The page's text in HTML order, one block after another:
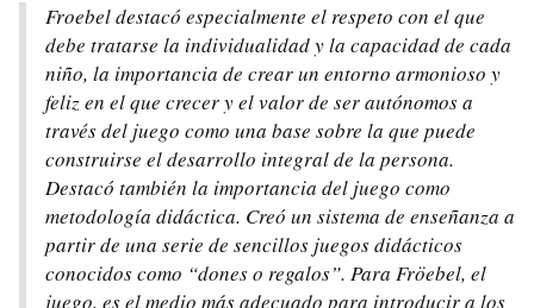
Froebel destacó especialmente el respeto con el que
debe tratarse la individualidad y la capacidad de cada
niño, la importancia de crear un entorno armonioso y
feliz en el que crecer y el valor de ser autónomos a
través del juego como una base sobre la que puede
construirse el desarrollo integral de la persona.
Destacó también la importancia del juego como
metodología didáctica. Creó un sistema de enseñanza a
partir de una serie de sencillos juegos didácticos
conocidos como “dones o regalos”. Para Fröebel, el
juego, es el medio más adecuado para introducir a los